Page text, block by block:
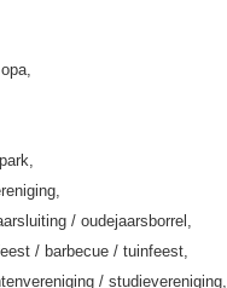
/ oudejaarsborrel,
/ barbecue / tuinfeest,
/ studievereniging,